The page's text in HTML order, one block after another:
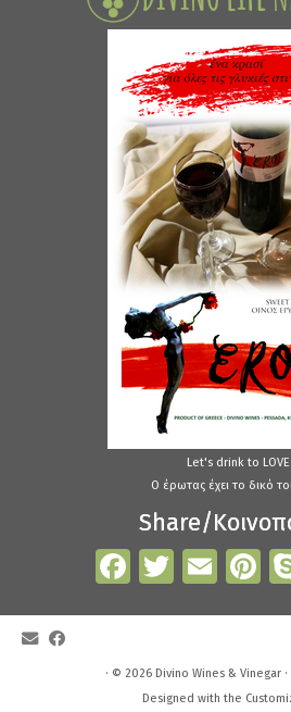
Let's drink to
Ο έρωτας έχει το δικό
Share/
Facebook Twitter Email
· © 2026 Divino Wines & Vinegar·
Designed with the